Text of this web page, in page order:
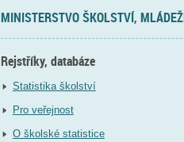
MINISTERSTVO ŠKOLSTVÍ,
Rejstříky, databáze
Statistika školství
Pro veřejnost
O školské statistice